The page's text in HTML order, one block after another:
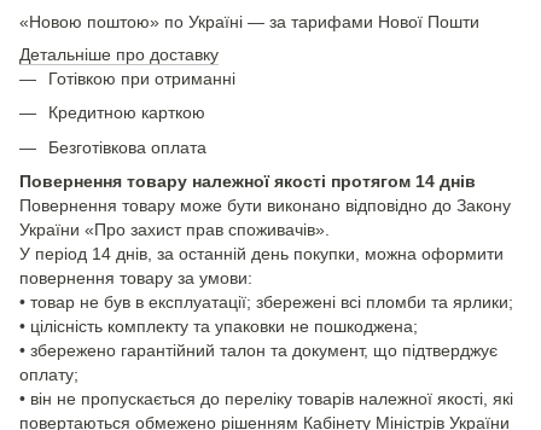
«Новою поштою» по Україні — за тарифами Нової Пошти
Детальніше про доставку
Готівкою при отриманні
Кредитною карткою
Безготівкова оплата
Повернення товару належної якості протягом 14 днів
Повернення товару може бути виконано відповідно до Закону
України «Про захист прав споживачів».
У період 14 днів, за останній день покупки, можна оформити
повернення товару за умови:
• товар не був в експлуатації; збережені всі пломби та ярлики;
• цілісність комплекту та упаковки не пошкоджена;
• збережено гарантійний талон та документ, що підтверджує
оплату;
• він не пропускається до переліку товарів належної якості, які
повертаються обмежено рішенням Кабінету Міністрів України